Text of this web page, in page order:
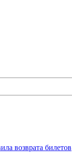
возврата билетов